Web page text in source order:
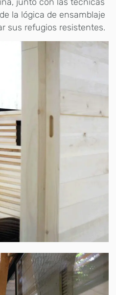
junto con las técnicas
la lógica de ensamblaje
sus refugios resistentes.